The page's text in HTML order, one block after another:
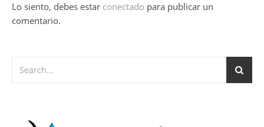
Lo siento, debes estar conectado para publicar un
comentario.